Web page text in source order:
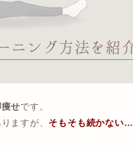
痩せです。
ますが、 そもそも続かない…